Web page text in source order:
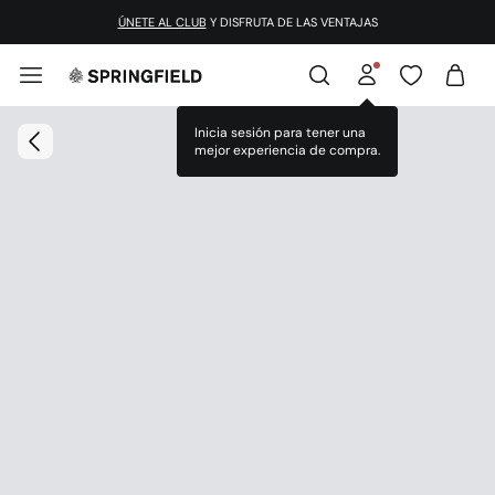
ÚNETE AL CLUB Y DISFRUTA DE LAS VENTAJAS
Inicia sesión para tener una
mejor experiencia de compra.